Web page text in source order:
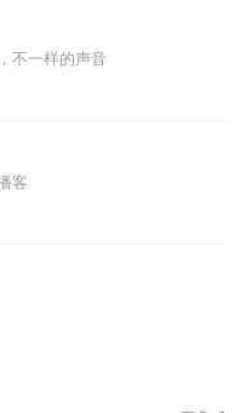
不一样的声音
客